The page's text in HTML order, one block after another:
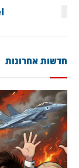
חדשות אחרונות